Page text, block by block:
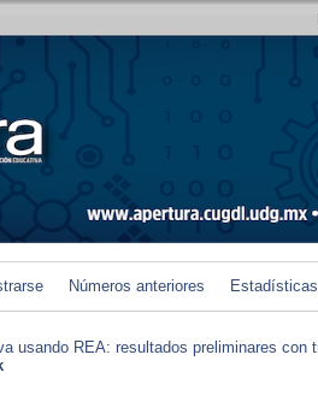
Números anteriores Estadísticas
usando REA: resultados preliminares con